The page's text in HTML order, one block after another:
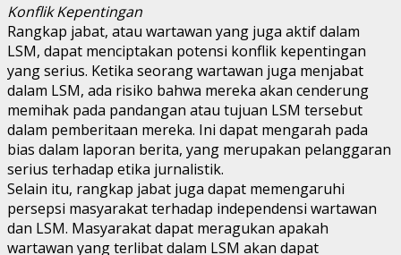
Konflik Kepentingan
Rangkap jabat, atau wartawan yang juga aktif dalam
LSM, dapat menciptakan potensi konflik kepentingan
yang serius. Ketika seorang wartawan juga menjabat
dalam LSM, ada risiko bahwa mereka akan cenderung
memihak pada pandangan atau tujuan LSM tersebut
dalam pemberitaan mereka. Ini dapat mengarah pada
bias dalam laporan berita, yang merupakan pelanggaran
serius terhadap etika jurnalistik.
Selain itu, rangkap jabat juga dapat memengaruhi
persepsi masyarakat terhadap independensi wartawan
dan LSM. Masyarakat dapat meragukan apakah
wartawan yang terlibat dalam LSM akan dapat